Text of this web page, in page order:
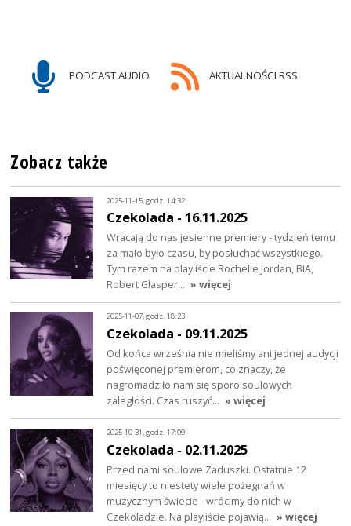
PODCAST AUDIO AKTUALNOŚCI RSS
Zobacz także
2025-11-15, godz. 14:32
Czekolada - 16.11.2025
Wracają do nas jesienne premiery - tydzień temu
za mało było czasu, by posłuchać wszystkiego.
Tym razem na playliście Rochelle Jordan, BIA,
Robert Glasper… » więcej
2025-11-07, godz. 18:23
Czekolada - 09.11.2025
Od końca września nie mieliśmy ani jednej audycji
poświęconej premierom, co znaczy, że
nagromadziło nam się sporo soulowych
zaległości. Czas ruszyć… » więcej
2025-10-31, godz. 17:09
Czekolada - 02.11.2025
Przed nami soulowe Zaduszki. Ostatnie 12
miesięcy to niestety wiele pożegnań w
muzycznym świecie - wrócimy do nich w
Czekoladzie. Na playliście pojawią… » więcej